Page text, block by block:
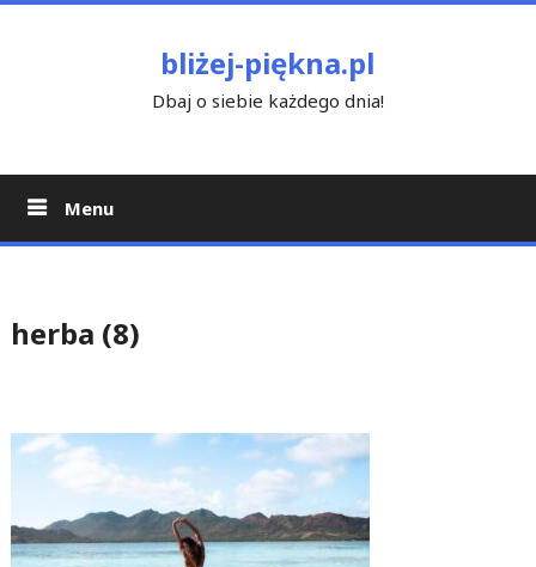
bliżej-piękna.pl
Dbaj o siebie każdego dnia!
Menu
herba (8)